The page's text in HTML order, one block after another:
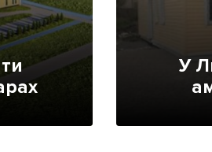
Ініціативи
Лонгріди
У